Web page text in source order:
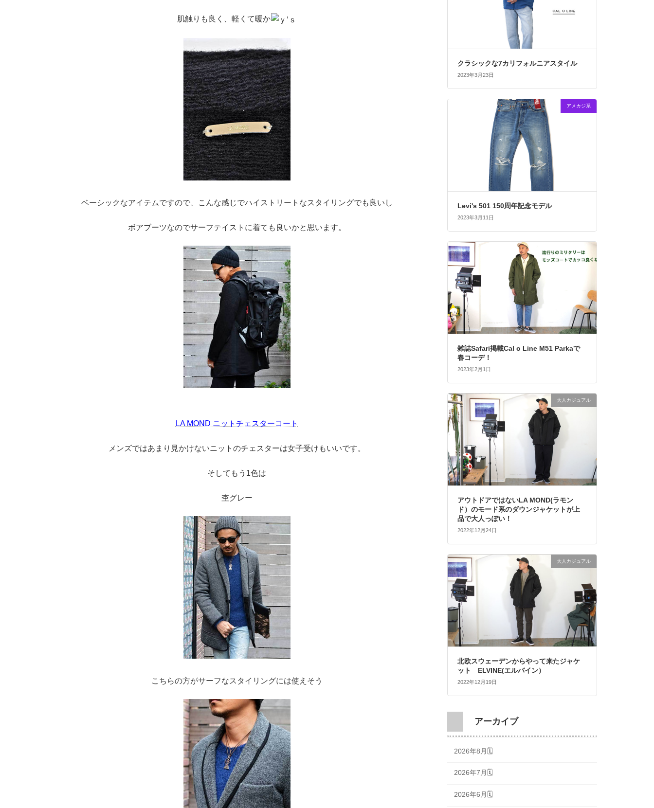
肌触りも良く、軽くて暖か
ベーシックなアイテムですので、こんな感じでハイストリートなスタイリングでも良いし
ボアブーツなのでサーフテイストに着ても良いかと思います。
LA MOND ニットチェスターコート
メンズではあまり見かけないニットのチェスターは女子受けもいいです。
そしてもう1色は
杢グレー
こちらの方がサーフなスタイリングには使えそう
クラシックな7カリフォルニアスタイル
2023年3月23日
アメカジ系
Levi's 501 150周年記念モデル
2023年3月11日
雑誌Safari掲載Cal o Line M51 Parkaで
春コーデ！
2023年2月1日
大人カジュアル
アウトドアではないLA MOND(ラモン
ド）のモード系のダウンジャケットが上
品で大人っぽい！
2022年12月24日
大人カジュアル
北欧スウェーデンからやって来たジャケ
ット ELVINE(エルバイン）
2022年12月19日
アーカイブ
2026年8月🗓
2026年7月🗓
2026年6月🗓